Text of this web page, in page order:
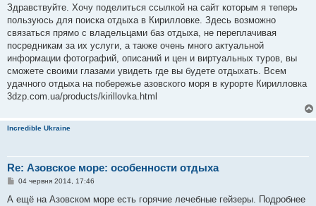
в
д
о
л
е
н
я
Здравствуйте. Хочу поделиться ссылкой на сайт которым я теперь
пользуюсь для поиска отдыха в Кирилловке. Здесь возможно
связаться прямо с владельцами баз отдыха, не переплачивая
посредникам за их услуги, а также очень много актуальной
информации фотографий, описаний и цен и виртуальных туров, вы
сможете своими глазами увидеть где вы будете отдыхать. Всем
удачного отдыха на побережье азовского моря в курорте Кирилловка
3dzp.com.ua/products/kirillovka.html
Incredible Ukraine
Re: Азовское море: особенности отдыха
П
в
04 червня 2014, 17:46
А ещё на Азовском море есть горячие лечебные гейзеры. Подробнее